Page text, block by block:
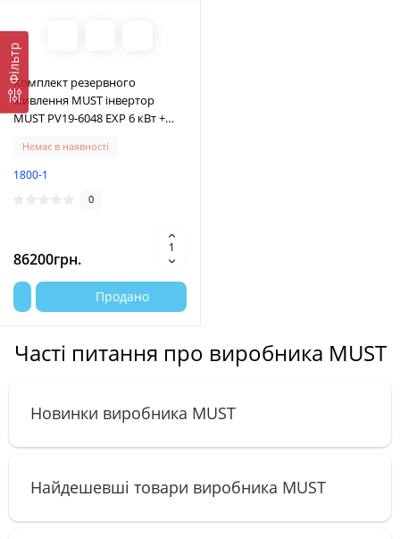
ФільтрКомплект резервного
живлення MUST інвертор
MUST PV19-6048 EXP 6 кВт +
5,12 кВт
Немає в наявності
1800-1
0
86200грн.
Продано
Часті питання про виробника MUST
Новинки виробника MUST
Найдешевші товари виробника MUST